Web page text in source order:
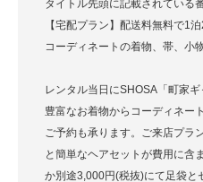
タイトル先頭に記載されている
【宅配プラン】配送料無料で1
コーディネートの着物、帯、小
レンタル当日にSHOSA「町家ギ
豊富なお着物からコーディネー
ご予約も承ります。ご来店プラ
と簡単なヘアセットが費用に含
か別途3,000円(税抜)にて足袋